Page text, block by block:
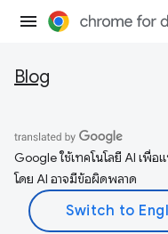
Blog
Google ใช้เทคโนโลยี AI เพื่
โดย AI อาจมีข้อผิดพลาด